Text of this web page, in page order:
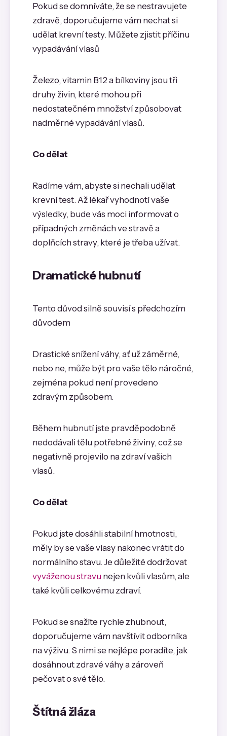
Pokud se domníváte, že se nestravujete
zdravě, doporučujeme vám nechat si
udělat krevní testy. Můžete zjistit příčinu
vypadávání vlasů
Železo, vitamin B12 a bílkoviny jsou tři
druhy živin, které mohou při
nedostatečném množství způsobovat
nadměrné vypadávání vlasů.
Co dělat
Radíme vám, abyste si nechali udělat
krevní test. Až lékař vyhodnotí vaše
výsledky, bude vás moci informovat o
případných změnách ve stravě a
doplňcích stravy, které je třeba užívat.
Dramatické hubnutí
Tento důvod silně souvisí s předchozím
důvodem
Drastické snížení váhy, ať už záměrné,
nebo ne, může být pro vaše tělo náročné,
zejména pokud není provedeno
zdravým způsobem.
Během hubnutí jste pravděpodobně
nedodávali tělu potřebné živiny, což se
negativně projevilo na zdraví vašich
vlasů.
Co dělat
Pokud jste dosáhli stabilní hmotnosti,
měly by se vaše vlasy nakonec vrátit do
normálního stavu. Je důležité dodržovat
vyváženou stravu nejen kvůli vlasům, ale
také kvůli celkovému zdraví.
Pokud se snažíte rychle zhubnout,
doporučujeme vám navštívit odborníka
na výživu. S nimi se nejlépe poradíte, jak
dosáhnout zdravé váhy a zároveň
pečovat o své tělo.
Štítná žláza